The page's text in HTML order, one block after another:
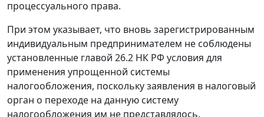
процессуального права.
При этом указывает, что вновь зарегистрированным
индивидуальным предпринимателем не соблюдены
установленные главой 26.2 НК РФ условия для
применения упрощенной системы
налогообложения, поскольку заявления в налоговый
орган о переходе на данную систему
налогообложения им не представлялось.